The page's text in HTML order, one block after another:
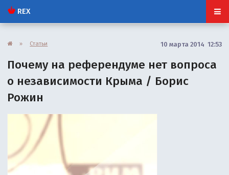
REX
» Статьи 10 марта 2014 12:53
Почему на референдуме нет вопроса
о независимости Крыма / Борис
Рожин